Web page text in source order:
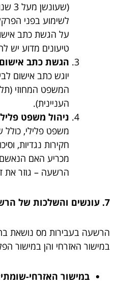
לשימוע בפני
על הגשת כתב
טיעונים מדוע יש
הגשת כתב
יוגש כתב אישום
המשפט המחוזי
העניינית).
ניהול משפט
משפט פלילי, כולל
חקירות נגדיות,
מכריע האם
הרשעה – גוזר את
7. עונשים והשלכות של הרשעה בעבירות מס
הרשעה בעבירות מס נושאת
במישור האזרחי והן במישור
במישור האזרחי-